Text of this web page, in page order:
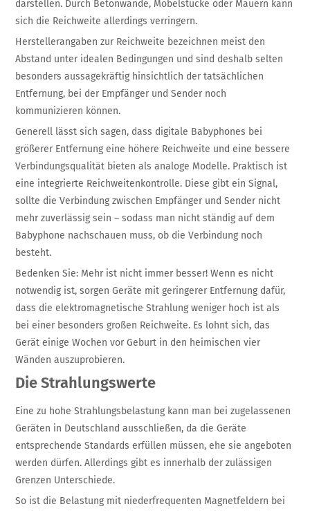
darstellen. Durch Betonwände, Möbelstücke oder Mauern kann
sich die Reichweite allerdings verringern.
Herstellerangaben zur Reichweite bezeichnen meist den
Abstand unter idealen Bedingungen und sind deshalb selten
besonders aussagekräftig hinsichtlich der tatsächlichen
Entfernung, bei der Empfänger und Sender noch
kommunizieren können.
Generell lässt sich sagen, dass digitale Babyphones bei
größerer Entfernung eine höhere Reichweite und eine bessere
Verbindungsqualität bieten als analoge Modelle. Praktisch ist
eine integrierte Reichweitenkontrolle. Diese gibt ein Signal,
sollte die Verbindung zwischen Empfänger und Sender nicht
mehr zuverlässig sein – sodass man nicht ständig auf dem
Babyphone nachschauen muss, ob die Verbindung noch
besteht.
Bedenken Sie: Mehr ist nicht immer besser! Wenn es nicht
notwendig ist, sorgen Geräte mit geringerer Entfernung dafür,
dass die elektromagnetische Strahlung weniger hoch ist als
bei einer besonders großen Reichweite. Es lohnt sich, das
Gerät einige Wochen vor Geburt in den heimischen vier
Wänden auszuprobieren.
Die Strahlungswerte
Eine zu hohe Strahlungsbelastung kann man bei zugelassenen
Geräten in Deutschland ausschließen, da die Geräte
entsprechende Standards erfüllen müssen, ehe sie angeboten
werden dürfen. Allerdings gibt es innerhalb der zulässigen
Grenzen Unterschiede.
So ist die Belastung mit niederfrequenten Magnetfeldern bei